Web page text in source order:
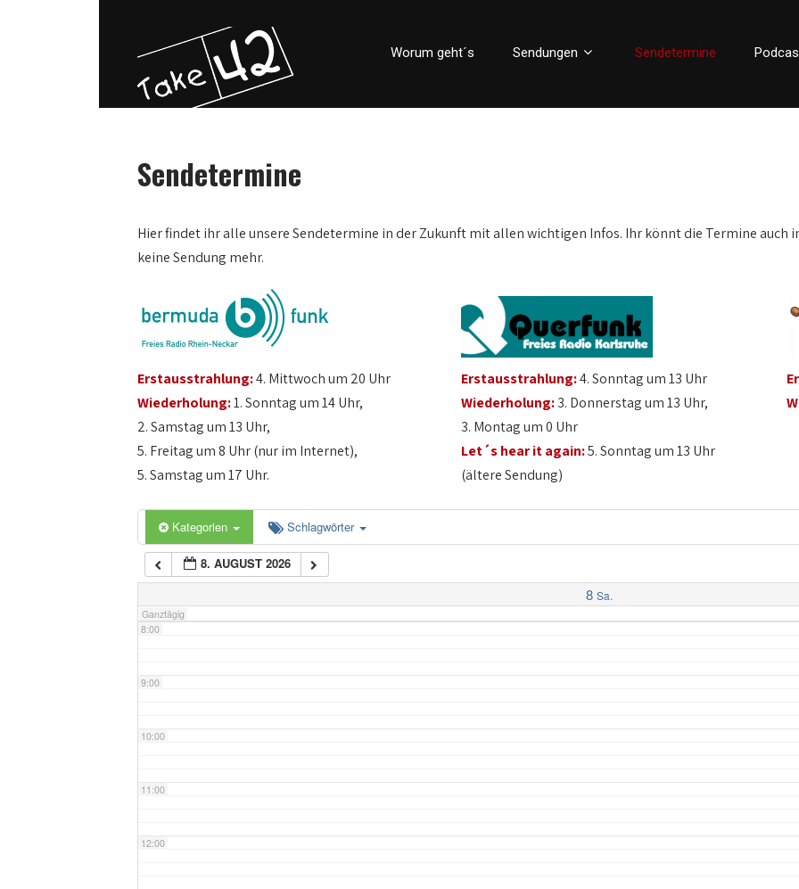
Worum geht´s Sendungen Sendetermine
Sendetermine
Hier findet ihr alle unsere Sendetermine in der Zukunft mit allen wichtigen Infos. Ihr könnt die Termine auch
keine Sendung mehr.
Erstausstrahlung:4. Mittwoch um 20 Uhr
Wiederholung:1. Sonntag um 14 Uhr,
2. Samstag um 13 Uhr,
5. Freitag um 8 Uhr (nur im Internet),
5. Samstag um 17 Uhr.
Erstausstrahlung:4. Sonntag um 13 Uhr
Wiederholung:3. Donnerstag um 13 Uhr,
3. Montag um 0 Uhr
Let´s hear it again:5. Sonntag um 13 Uhr
(ältere Sendung)
Kategorien Schlagwörter
8. AUGUST 2026
8 Sa.
Ganztägig
1:00
2:00
5:00
6:00
7:00
8:00
9:00
10:00
11:00
12:00